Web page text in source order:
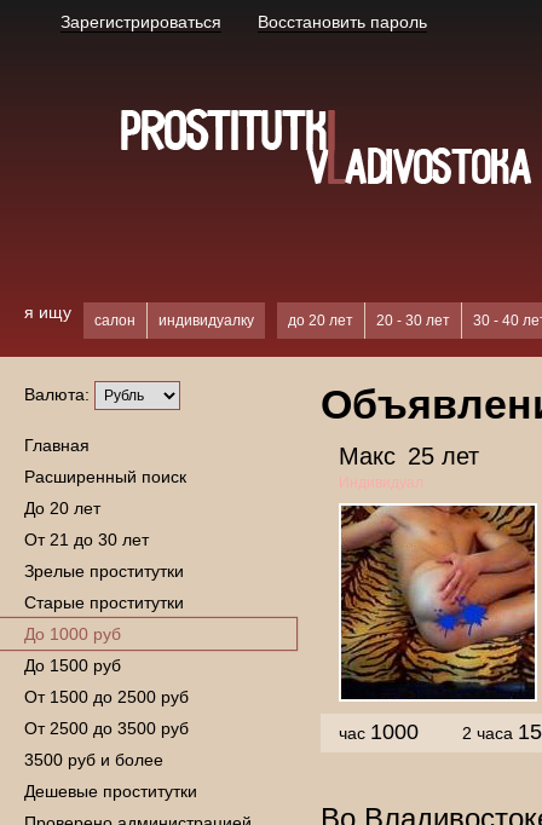
Зарегистрироваться Восстановить пароль
я ищу салон индивидуалку до 20 лет 20 - 30 лет 30 - 40
Валюта:
Главная
Расширенный поиск
До 20 лет
От 21 до 30 лет
Зрелые проститутки
Старые проститутки
До 1000 руб
До 1500 руб
От 1500 до 2500 руб
От 2500 до 3500 руб
3500 руб и более
Дешевые проститутки
Макс 25 лет
Индивидуал
час 1000 2 часа
Во